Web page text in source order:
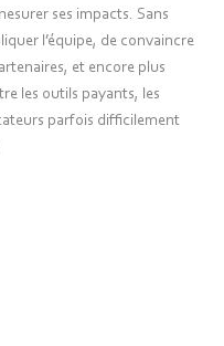
ses impacts. Sans
l’équipe, de convaincre
et encore plus
les outils payants, les
parfois difficilement